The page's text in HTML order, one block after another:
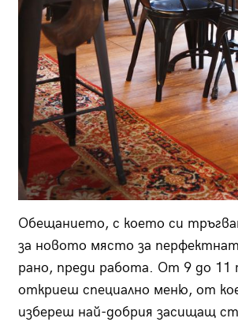
Обещанието, с което си
за новото място за
рано, преди работа. От 9 до
откриеш специално меню, от
избереш най-добрия засищащ